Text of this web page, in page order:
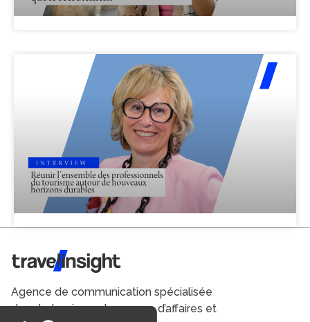
Travel Insight
Agence de communication spécialisée
dans le tourisme du voyage d’affaires et